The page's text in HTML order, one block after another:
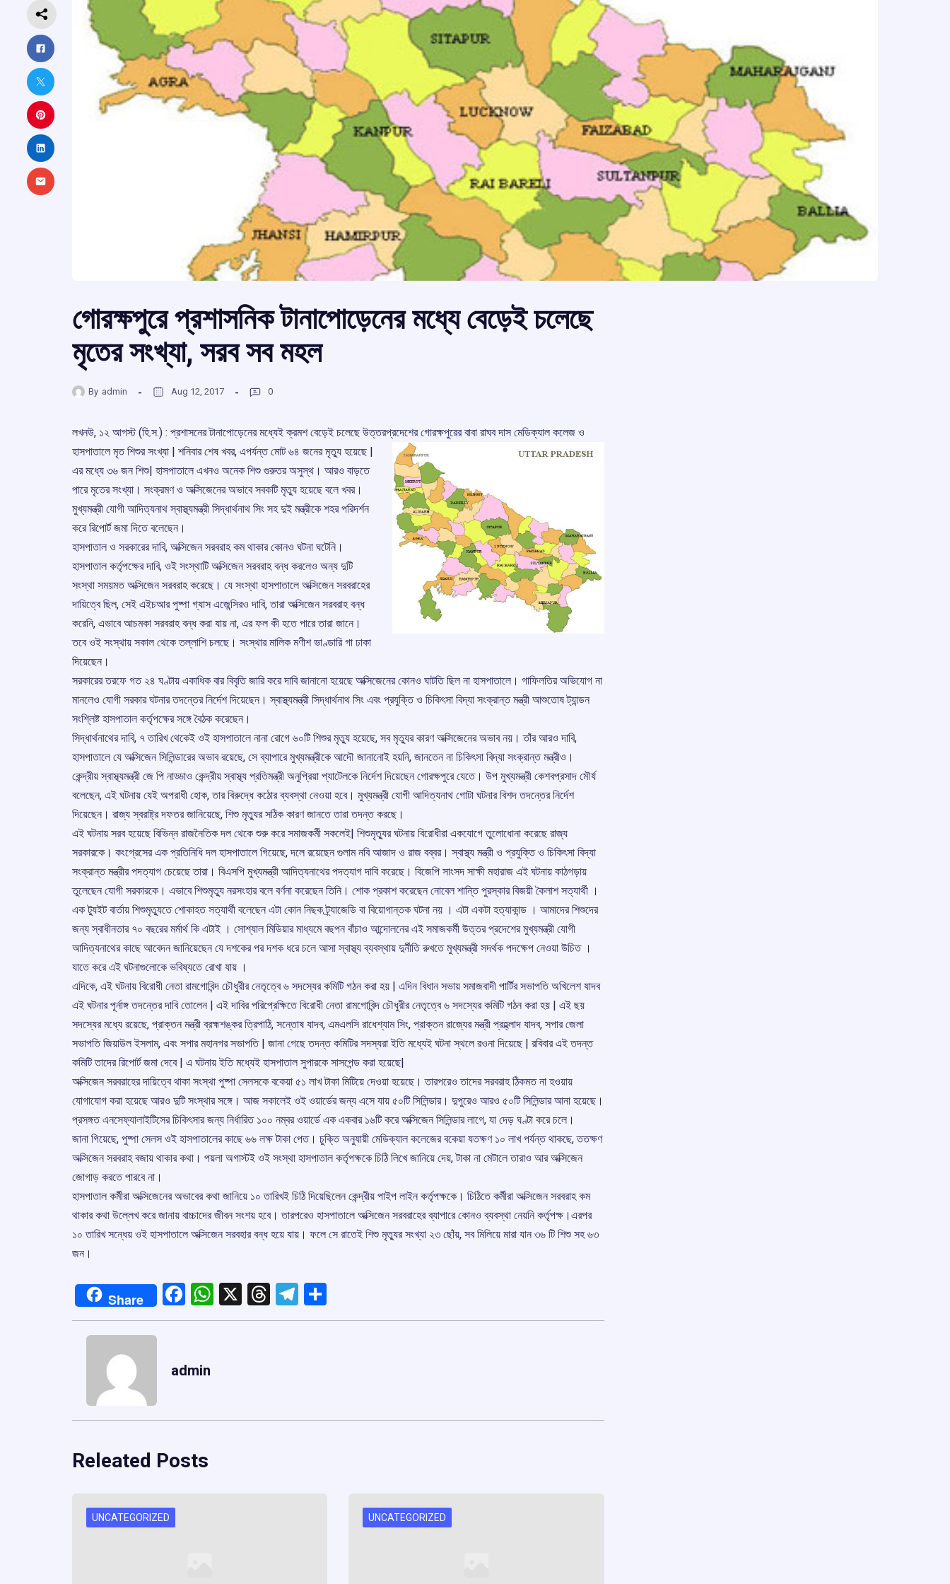
গোরক্ষপুরে প্রশাসনিক টানাপোড়েনের মধ্যে বেড়েই চলেছে
মৃতের সংখ্যা, সরব সব মহল
By admin Aug 12, 2017 0
লখনউ, ১২ আগস্ট (হি.স.) : প্রশাসনের টানাপোড়েনের মধ্যেই ক্রমশ বেড়েই চলেছে উত্তরপ্রদেশের গোরক্ষপুরের বাবা রাঘব দাস মেডিক্যাল কলেজ ও
হাসপাতালে মৃত শিশুর সংখ্যা | শনিবার শেষ খবর, এপর্যন্ত মোট ৬৪ জনের মৃত্যু হয়েছে |
এর মধ্যে ৩৬ জন শিশু| হাসপাতালে এখনও অনেক শিশু গুরুতর অসুস্থ। আরও বাড়তে
পারে মৃতের সংখ্যা। সংক্রমণ ও অক্সিজেনের অভাবে সবকটি মৃত্যু হয়েছে বলে খবর।
মুখ্যমন্ত্রী যোগী আদিত্যনাথ স্বাস্থ্যমন্ত্রী সিদ্ধার্থনাথ সিং সহ দুই মন্ত্রীকে শহর পরিদর্শন
করে রিপোর্ট জমা দিতে বলেছেন।
হাসপাতাল ও সরকারের দাবি, অক্সিজেন সরবরাহ কম থাকার কোনও ঘটনা ঘটেনি।
হাসপাতাল কর্তৃপক্ষের দাবি, ওই সংস্থাটি অক্সিজেন সরবরাহ বন্ধ করলেও অন্য দুটি
সংস্থা সময়মত অক্সিজেন সরবরাহ করেছে। যে সংস্থা হাসপাতালে অক্সিজেন সরবরাহের
দায়িত্বে ছিল, সেই এইচআর পুষ্পা গ্যাস এজেন্সিরও দাবি, তারা অক্সিজেন সরবরাহ বন্ধ
করেনি, এভাবে আচমকা সরবরাহ বন্ধ করা যায় না, এর ফল কী হতে পারে তারা জানে।
তবে ওই সংস্থায় সকাল থেকে তল্লাশি চলছে। সংস্থার মালিক মণীশ ভাণ্ডারি গা ঢাকা
দিয়েছেন।
সরকারের তরফে গত ২৪ ঘণ্টায় একাধিক বার বিবৃতি জারি করে দাবি জানানো হয়েছে অক্সিজেনের কোনও ঘাটতি ছিল না হাসপাতালে। গাফিলতির অভিযোগ না
মানলেও যোগী সরকার ঘটনার তদন্তের নির্দেশ দিয়েছেন। স্বাস্থ্যমন্ত্রী সিদ্ধার্থনাথ সিং এবং প্রযুক্তি ও চিকিৎসা বিদ্যা সংক্রান্ত মন্ত্রী আশুতোষ ট্যান্ডন
সংশ্লিষ্ট হাসপাতাল কর্তৃপক্ষের সঙ্গে বৈঠক করেছেন।
সিদ্ধার্থনাথের দাবি, ৭ তারিখ থেকেই ওই হাসপাতালে নানা রোগে ৬০টি শিশুর মৃত্যু হয়েছে, সব মৃত্যুর কারণ অক্সিজেনের অভাব নয়। তাঁর আরও দাবি,
হাসপাতালে যে অক্সিজেন সিলিন্ডারের অভাব রয়েছে, সে ব্যাপারে মুখ্যমন্ত্রীকে আদৌ জানানোই হয়নি, জানতেন না চিকিৎসা বিদ্যা সংক্রান্ত মন্ত্রীও।
কেন্দ্রীয় স্বাস্থ্যমন্ত্রী জে পি নাড্ডাও কেন্দ্রীয় স্বাস্থ্য প্রতিমন্ত্রী অনুপ্রিয়া প্যাটেলকে নির্দেশ দিয়েছেন গোরক্ষপুরে যেতে। উপ মুখ্যমন্ত্রী কেশবপ্রসাদ মৌর্য
বলেছেন, এই ঘটনায় যেই অপরাধী হোক, তার বিরুদ্ধে কঠোর ব্যবস্থা নেওয়া হবে। মুখ্যমন্ত্রী যোগী আদিত্যনাথ গোটা ঘটনার বিশদ তদন্তের নির্দেশ
দিয়েছেন। রাজ্য স্বরাষ্ট্র দফতর জানিয়েছে, শিশু মৃত্যুর সঠিক কারণ জানতে তারা তদন্ত করছে।
এই ঘটনায় সরব হয়েছে বিভিন্ন রাজনৈতিক দল থেকে শুরু করে সমাজকর্মী সকলেই| শিশুমৃত্যুর ঘটনায় বিরোধীরা একযোগে তুলোধোনা করেছে রাজ্য
সরকারকে। কংগ্রেসের এক প্রতিনিধি দল হাসপাতালে গিয়েছে, দলে রয়েছেন গুলাম নবি আজাদ ও রাজ বব্বর। স্বাস্থ্য মন্ত্রী ও প্রযুক্তি ও চিকিৎসা বিদ্যা
সংক্রান্ত মন্ত্রীর পদত্যাগ চেয়েছে তারা। বিএসপি মুখ্যমন্ত্রী আদিত্যনাথের পদত্যাগ দাবি করেছে। বিজেপি সাংসদ সাক্ষী মহারাজ এই ঘটনায় কাঠগড়ায়
তুলেছেন যোগী সরকারকে। এভাবে শিশুমৃত্যু নরসংহার বলে বর্ণনা করেছেন তিনি। শোক প্রকাশ করেছেন নোবেল শান্তি পুরস্কার বিজয়ী কৈলাশ সত্যার্থী ।
এক ট্যুইট বার্তায় শিশুমৃত্যুতে শোকাহত সত্যার্থী বলেছেন এটা কোন নিছক ট্র্যাজেডি বা বিয়োগান্তক ঘটনা নয় । এটা একটা হত্যাকান্ড । আমাদের শিশুদের
জন্য স্বাধীনতার ৭০ বছরের মর্মার্থ কি এটাই । সোশ্যাল মিডিয়ার মাধ্যমে বছপন বাঁচাও আন্দোলনের এই সমাজকর্মী উত্তর প্রদেশের মুখ্যমন্ত্রী যোগী
আদিত্যনাথের কাছে আবেদন জানিয়েছেন যে দশকের পর দশক ধরে চলে আসা স্বাস্থ্য ব্যবস্থায় দুর্নীতি রুখতে মুখ্যমন্ত্রী সদর্থক পদক্ষেপ নেওয়া উচিত ।
যাতে করে এই ঘটনাগুলোকে ভবিষ্যতে রোখা যায় ।
এদিকে, এই ঘটনায় বিরোধী নেতা রামগোবিন্দ চৌধুরীর নেতৃত্বে ৬ সদস্যের কমিটি গঠন করা হয় | এদিন বিধান সভায় সমাজবাদী পার্টির সভাপতি অখিলেশ যাদব
এই ঘটনার পূর্নাঙ্গ তদন্তের দাবি তোলেন | এই দাবির পরিপ্রেক্ষিতে বিরোধী নেতা রামগোবিন্দ চৌধুরীর নেতৃত্বে ৬ সদস্যের কমিটি গঠন করা হয় | এই ছয়
সদস্যের মধ্যে রয়েছে, প্রাক্তন মন্ত্রী ব্রহ্মশঙ্কর ত্রিপাঠি, সন্তোষ যাদব, এমএলসি রাধেশ্যাম সিং, প্রাক্তন রাজ্যের মন্ত্রী প্রহ্ল্লাদ যাদব, সপার জেলা
সভাপতি জিয়াউল ইসলাম, এবং সপার মহানগর সভাপতি | জানা গেছে তদন্ত কমিটির সদস্যরা ইতি মধ্যেই ঘটনা স্থলে রওনা দিয়েছে | রবিবার এই তদন্ত
কমিটি তাদের রিপোর্ট জমা দেবে | এ ঘটনায় ইতি মধ্যেই হাসপাতাল সুপারকে সাসপেন্ড করা হয়েছে|
অক্সিজেন সরবরাহের দায়িত্বে থাকা সংস্থা পুষ্পা সেলসকে বকেয়া ৫১ লাখ টাকা মিটিয়ে দেওয়া হয়েছে। তারপরেও তাদের সরবরাহ ঠিকমত না হওয়ায়
যোগাযোগ করা হয়েছে আরও দুটি সংস্থার সঙ্গে। আজ সকালেই ওই ওয়ার্ডের জন্য এসে যায় ৫০টি সিলিন্ডার। দুপুরেও আরও ৫০টি সিলিন্ডার আনা হয়েছে।
প্রসঙ্গত এনসেফ্যালাইটিসের চিকিৎসার জন্য নির্ধারিত ১০০ নম্বর ওয়ার্ডে এক একবার ১৬টি করে অক্সিজেন সিলিন্ডার লাগে, যা দেড় ঘণ্টা করে চলে।
জানা গিয়েছে, পুষ্পা সেলস ওই হাসপাতালের কাছে ৬৬ লক্ষ টাকা পেত। চুক্তি অনুযায়ী মেডিক্যাল কলেজের বকেয়া যতক্ষণ ১০ লাখ পর্যন্ত থাকছে, ততক্ষণ
অক্সিজেন সরবরাহ বজায় থাকার কথা। পয়লা অগাস্টই ওই সংস্থা হাসপাতাল কর্তৃপক্ষকে চিঠি লিখে জানিয়ে দেয়, টাকা না মেটালে তারাও আর অক্সিজেন
জোগাড় করতে পারবে না।
হাসপাতাল কর্মীরা অক্সিজেনের অভাবের কথা জানিয়ে ১০ তারিখই চিঠি দিয়েছিলেন কেন্দ্রীয় পাইপ লাইন কর্তৃপক্ষকে। চিঠিতে কর্মীরা অক্সিজেন সরবরাহ কম
থাকার কথা উল্লেখ করে জানায় বাচ্চাদের জীবন সংশয় হবে। তারপরেও হাসপাতালে অক্সিজেন সরবরাহের ব্যাপারে কোনও ব্যবস্থা নেয়নি কর্তৃপক্ষ।এরপর
১০ তারিখ সন্ধেয় ওই হাসপাতালে অক্সিজেন সরবহার বন্ধ হয়ে যায়। ফলে সে রাতেই শিশু মৃত্যুর সংখ্যা ২৩ ছোঁয়, সব মিলিয়ে মারা যান ৩৬ টি শিশু সহ ৬৩
জন।
Share Facebook
WhatsApp
X Threads
Telegram
admin
Releated Posts
UNCATEGORIZED UNCATEGORIZED